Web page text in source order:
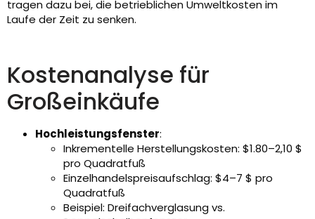
tragen dazu bei, die betrieblichen Umweltkosten im
Laufe der Zeit zu senken.
Kostenanalyse für
Großeinkäufe
Hochleistungsfenster:
Inkrementelle Herstellungskosten: $1.80–2,10 $
pro Quadratfuß
Einzelhandelspreisaufschlag: $4–7 $ pro
Quadratfuß
Beispiel: Dreifachverglasung vs.